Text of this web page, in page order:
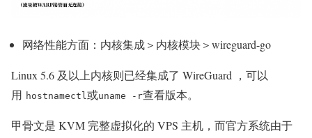
网络性能方面：内核集成＞内核模块＞wireguard-go
Linux 5.6 及以上内核则已经集成了 WireGuard ，可以
用 hostnamectl或uname -r查看版本。
甲骨文是 KVM 完整虚拟化的 VPS 主机，而官方系统由于